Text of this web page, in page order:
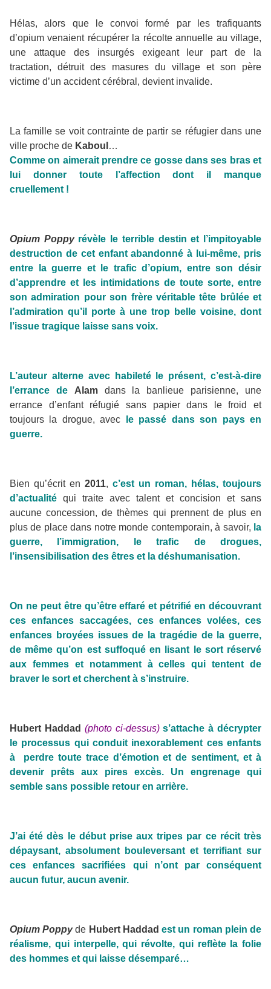
Hélas, alors que le convoi formé par les trafiquants
d’opium venaient récupérer la récolte annuelle au village,
une attaque des insurgés exigeant leur part de la
tractation, détruit des masures du village et son père
victime d’un accident cérébral, devient invalide.
La famille se voit contrainte de partir se réfugier dans une
ville proche de Kaboul …
Comme on aimerait prendre ce gosse dans ses bras et
lui donner toute l’affection dont il manque
cruellement !
Opium Poppy révèle le terrible destin et l’impitoyable
destruction de cet enfant abandonné à lui-même, pris
entre la guerre et le trafic d’opium, entre son désir
d’apprendre et les intimidations de toute sorte, entre
son admiration pour son frère véritable tête brûlée et
l’admiration qu’il porte à une trop belle voisine, dont
l’issue tragique laisse sans voix.
L’auteur alterne avec habileté le présent, c’est-à-dire
l’errance de
Alamdans la banlieue parisienne, une
errance d’enfant réfugié sans papier dans le froid et
toujours la drogue, avec
le passé dans son pays en
guerre.
Bien qu’écrit en 2011, c’est un roman, hélas, toujours
d’actualité qui traite avec talent et concision et sans
aucune concession, de thèmes qui prennent de plus en
plus de place dans notre monde contemporain, à savoir, la
guerre, l’immigration, le trafic de drogues,
l’insensibilisation des êtres et la déshumanisation.
On ne peut être qu’être effaré et pétrifié en découvrant
ces enfances saccagées, ces enfances volées, ces
enfances broyées issues de la tragédie de la guerre,
de même qu’on est suffoqué en lisant le sort réservé
aux femmes et notamment à celles qui tentent de
braver le sort et cherchent à s’instruire.
Hubert Haddad (photo ci-dessus)s’attache à décrypter
le processus qui conduit inexorablement ces enfants
à perdre toute trace d’émotion et de sentiment, et à
devenir prêts aux pires excès. Un engrenage qui
semble sans possible retour en arrière.
J’ai été dès le début prise aux tripes par ce récit très
dépaysant, absolument bouleversant et terrifiant sur
ces enfances sacrifiées qui n’ont par conséquent
aucun futur, aucun avenir.
Opium Poppyde Hubert Haddad est un roman plein de
réalisme, qui interpelle, qui révolte, qui reflète la folie
des hommes et qui laisse désemparé…